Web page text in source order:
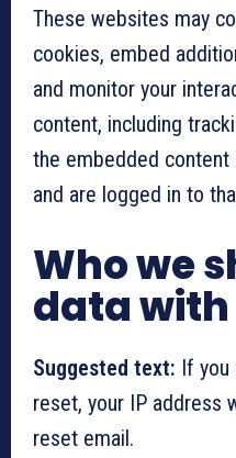
These websites may
cookies, embed
and monitor your
content, including
the embedded content
and are logged in to
Who we
data with
Suggested text: If you
reset, your IP address
reset email.